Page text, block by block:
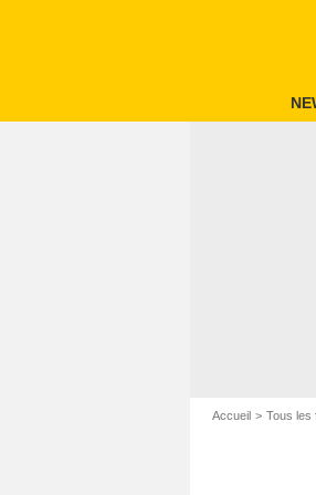
Accueil Tous les